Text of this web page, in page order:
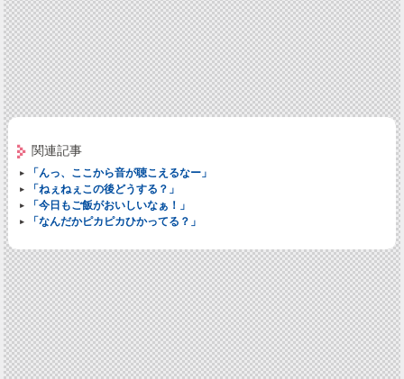
関連記事
「んっ、ここから音が聴こえるなー」
「ねぇねぇこの後どうする？」
「今日もご飯がおいしいなぁ！」
「なんだかピカピカひかってる？」